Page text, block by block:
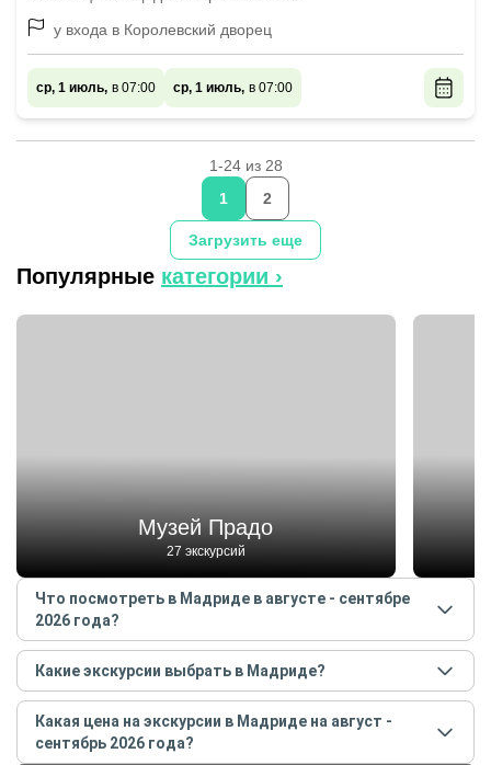
у входа в Королевский дворец
ср, 1 июль, в 07:00 ср, 1 июль, в 07:00
1-24 из 28
Загрузить еще
1 2
Популярные категории ›
Музей Прадо
27 экскурсий
Что посмотреть в Мадриде в августе - сентябре
2026 года?
Самые популярные местав Мадридев августе -
сентябре 2026года:
Музей Прадо
Парк «Ретиро»
Какие экскурсии выбрать в Мадриде?
Самые популярные экскурсиив Мадридев августе
- сентябре 2026года:
Какая цена на экскурсии в Мадриде на август -
сентябрь 2026 года?